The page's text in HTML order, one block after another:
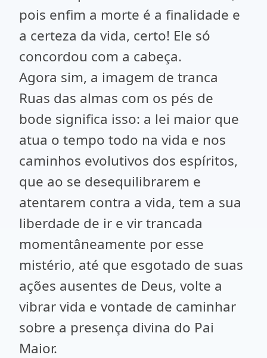
pois enfim a morte é a finalidade e
a certeza da vida, certo! Ele só
concordou com a cabeça.
Agora sim, a imagem de tranca
Ruas das almas com os pés de
bode significa isso: a lei maior que
atua o tempo todo na vida e nos
caminhos evolutivos dos espíritos,
que ao se desequilibrarem e
atentarem contra a vida, tem a sua
liberdade de ir e vir trancada
momentâneamente por esse
mistério, até que esgotado de suas
ações ausentes de Deus, volte a
vibrar vida e vontade de caminhar
sobre a presença divina do Pai
Maior.